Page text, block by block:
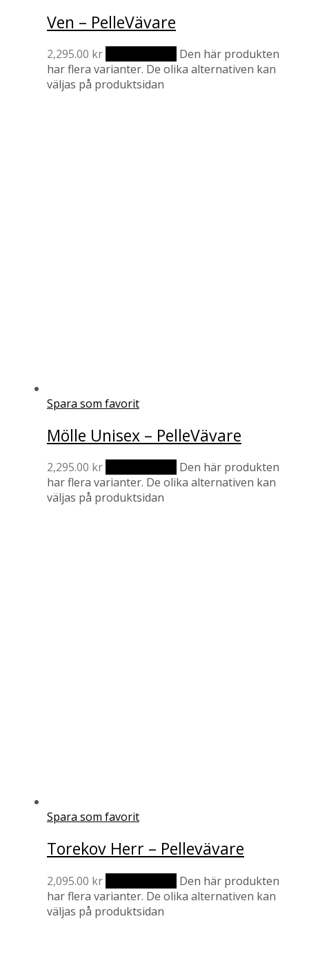
Ven – PelleVävare
2,295.00 kr
Den här produkten
har flera varianter. De olika alternativen kan
väljas på produktsidan
Spara som favorit
Mölle Unisex – PelleVävare
2,295.00 kr
Den här produkten
har flera varianter. De olika alternativen kan
väljas på produktsidan
Spara som favorit
Torekov Herr – Pellevävare
2,095.00 kr
Den här produkten
har flera varianter. De olika alternativen kan
väljas på produktsidan